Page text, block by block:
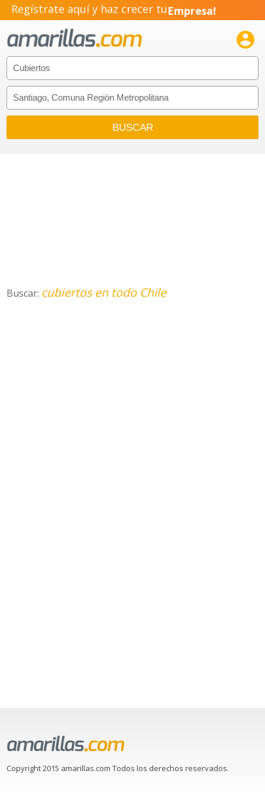
Regístrate aquí y haz crecer tuEmpresa!
Pyme!
Emprendimiento!

Buscar: cubiertos en todo Chile
Copyright 2015 amarillas.com Todos los derechos reservados.